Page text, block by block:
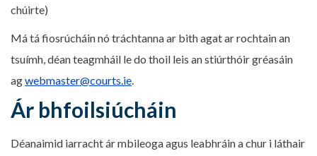
chúirte)
Má tá fiosrúcháin nó tráchtanna ar bith agat ar rochtain an
tsuímh, déan teagmháil le do thoil leis an stiúrthóir gréasáin
agwebmaster@courts.ie
Ár bhfoilsiúcháin
Déanaimid iarracht ár mbileoga agus leabhráin a chur i láthair